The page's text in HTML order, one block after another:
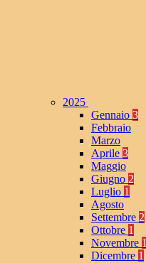
2025
Gennaio 3
Febbraio
Marzo
Aprile 3
Maggio
Giugno 2
Luglio 1
Agosto
Settembre 2
Ottobre 1
Novembre 1
Dicembre 1